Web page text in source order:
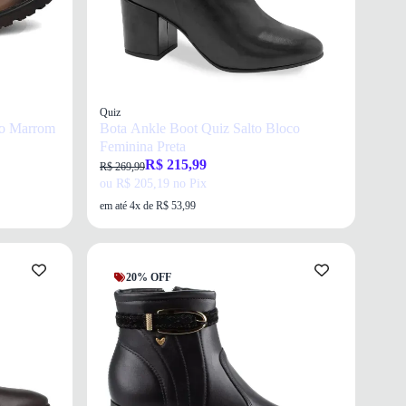
Marrom
Quiz
Bota Ankle Boot Quiz Salto Bloco
Feminina Preta
R$ 269,99R$ 215,99
ou R$ 205,19 no Pix
em até 4x de R$ 53,99
20% OFF